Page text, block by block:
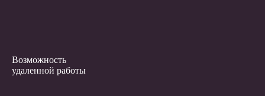
Возможность
удаленной работы